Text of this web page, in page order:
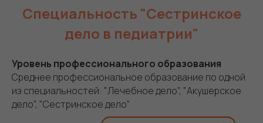
Специальность "Сестринское
дело в педиатрии"
Уровень профессионального образования
Среднее профессиональное образование по одной
из специальностей: "Лечебное дело", "Акушерское
дело", "Сестринское дело"